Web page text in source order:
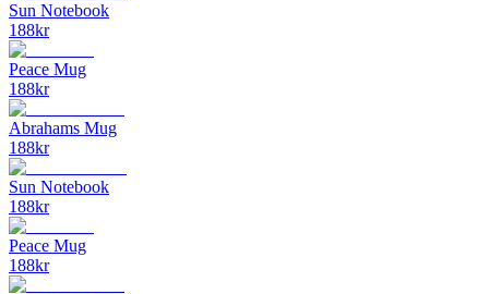
Sun Notebook
188kr
Peace Mug
188kr
Abrahams Mug
188kr
Sun Notebook
188kr
Peace Mug
188kr